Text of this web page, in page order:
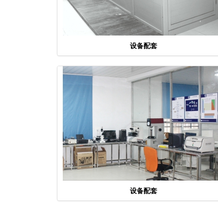
设备配套
设备配套